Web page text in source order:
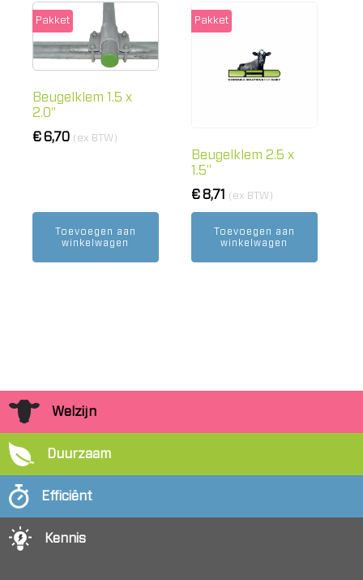
Beugelklem 1.5 x
2.0"
Pakket
€6,70 (ex BTW)
Toevoegen aan
winkelwagen
Beugelklem 2.5 x
1.5"
Pakket
€8,71 (ex BTW)
Toevoegen aan
winkelwagen
Welzijn
Duurzaam
Efficiënt
Kennis